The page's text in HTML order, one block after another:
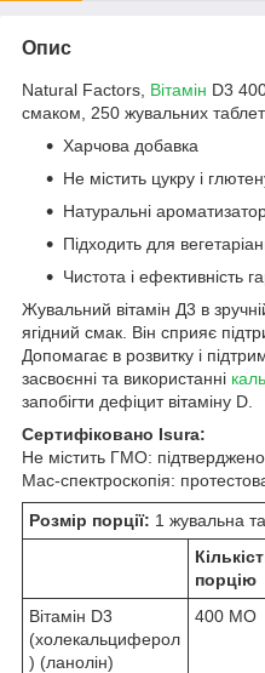
Опис
Natural Factors, Вітамін D3
смаком, 250 жувальних
Харчова добавка
Не містить цукру і
Натуральні
Підходить для
Чистота і ефективність
Жувальний вітамін Д3 в
ягідний смак. Він сприяє
Допомагає в розвитку і
засвоєнні та використанні
запобігти дефіцит вітаміну D.
Сертифіковано Isura:
Не містить ГМО:
Мас-спектроскопія:
Розмір порції: 1 жувальна
порцію
Вітамін D3
(холекальциферол
) (ланолін)
400 МО